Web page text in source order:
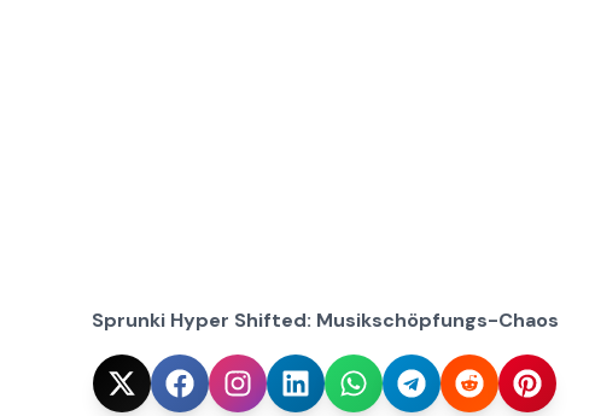
Sprunki Hyper Shifted: Musikschöpfungs-Chaos